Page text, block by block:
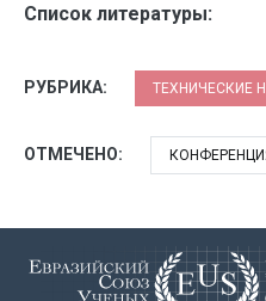
Список литературы:
РУБРИКА: ТЕХНИЧЕСКИЕ
ОТМЕЧЕНО: